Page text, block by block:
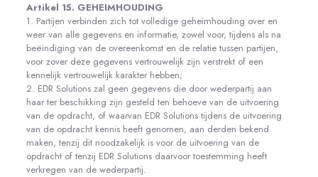
Artikel 15. GEHEIMHOUDING
1. Partijen verbinden zich tot volledige geheimhouding over en
weer van alle gegevens en informatie, zowel voor, tijdens als na
beëindiging van de overeenkomst en de relatie tussen partijen,
voor zover deze gegevens vertrouwelijk zijn verstrekt of een
kennelijk vertrouwelijk karakter hebben;
2. EDR Solutions zal geen gegevens die door wederpartij aan
haar ter beschikking zijn gesteld ten behoeve van de uitvoering
van de opdracht, of waarvan EDR Solutions tijdens de uitvoering
van de opdracht kennis heeft genomen, aan derden bekend
maken, tenzij dit noodzakelijk is voor de uitvoering van de
opdracht of tenzij EDR Solutions daarvoor toestemming heeft
verkregen van de wederpartij.